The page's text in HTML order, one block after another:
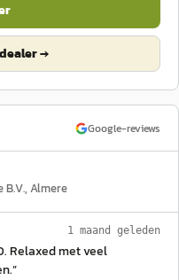
→
Google-reviews
B.V., Almere
1 maand geleden
Relaxed met veel
”